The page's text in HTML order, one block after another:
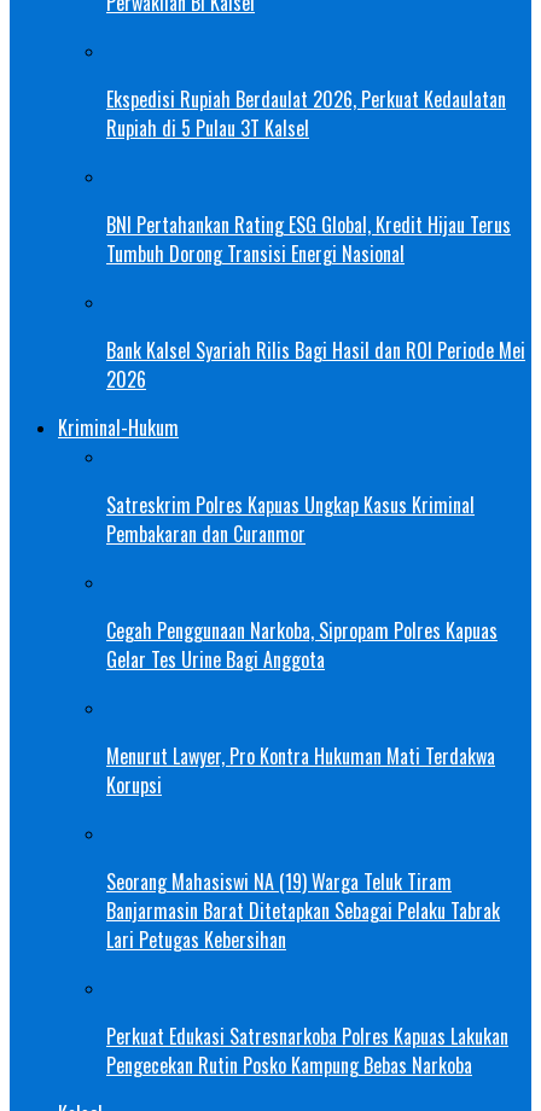
Ekspedisi Rupiah Berdaulat 2026, Perkuat Kedaulatan
Rupiah di 5 Pulau 3T Kalsel
BNI Pertahankan Rating ESG Global, Kredit Hijau Terus
Tumbuh Dorong Transisi Energi Nasional
Bank Kalsel Syariah Rilis Bagi Hasil dan ROI Periode Mei
2026
Kriminal-Hukum
Satreskrim Polres Kapuas Ungkap Kasus Kriminal
Pembakaran dan Curanmor
Cegah Penggunaan Narkoba, Sipropam Polres Kapuas
Gelar Tes Urine Bagi Anggota
Menurut Lawyer, Pro Kontra Hukuman Mati Terdakwa
Korupsi
Seorang Mahasiswi NA (19) Warga Teluk Tiram
Banjarmasin Barat Ditetapkan Sebagai Pelaku Tabrak
Lari Petugas Kebersihan
Perkuat Edukasi Satresnarkoba Polres Kapuas Lakukan
Pengecekan Rutin Posko Kampung Bebas Narkoba